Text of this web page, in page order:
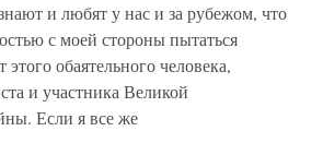
и любят у нас и за рубежом, что
с моей стороны пытаться
этого обаятельного человека,
и участника Великой
Если я все же